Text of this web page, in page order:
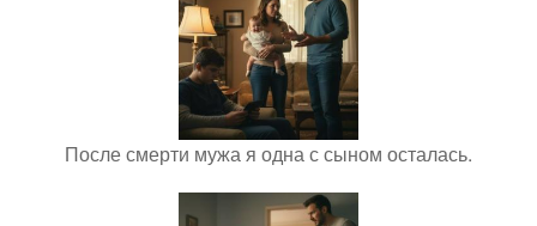
После смерти мужа я одна с сыном осталась.